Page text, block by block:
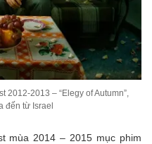
2012-2013 – “Elegy of Autumn”,
đến từ Israel
mùa 2014 – 2015 mục phim